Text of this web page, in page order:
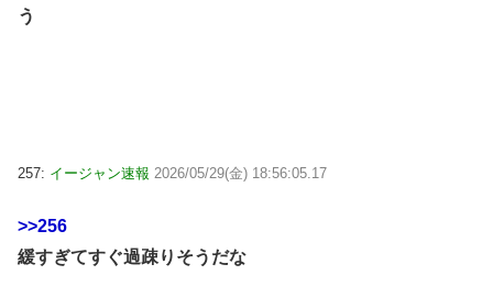
う
257: イージャン速報 2026/05/29(金) 18:56:05.17
>>256
緩すぎてすぐ過疎りそうだな